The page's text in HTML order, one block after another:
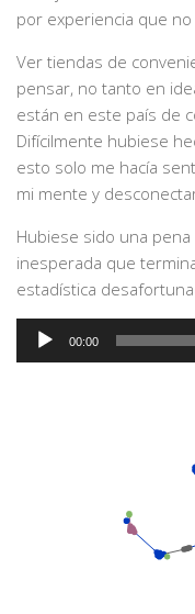
por experiencia que
Ver tiendas de
pensar, no tanto en
están en este país de
Difícilmente hubiese
esto solo me hacía
mi mente y
Hubiese sido una
inesperada que
estadística
Audio
Player
00:00